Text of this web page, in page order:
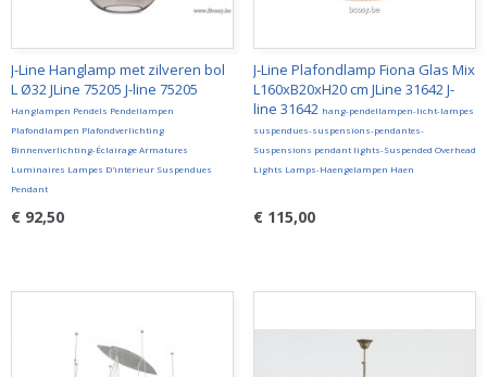
J-Line Hanglamp met zilveren bol
L Ø32 JLine 75205 J-line 75205
Hanglampen Pendels Pendellampen
Plafondlampen Plafondverlichting
Binnenverlichting-Éclairage Armatures
Luminaires Lampes D'intérieur Suspendues
Pendant
€ 92,50
J-Line Plafondlamp Fiona Glas Mix
L160xB20xH20 cm JLine 31642 J-
line 31642 hang-pendellampen-licht-lampes
suspendues-suspensions-pendantes-
Suspensions pendant lights-Suspended Overhead
Lights Lamps-Haengelampen Haen
€ 115,00